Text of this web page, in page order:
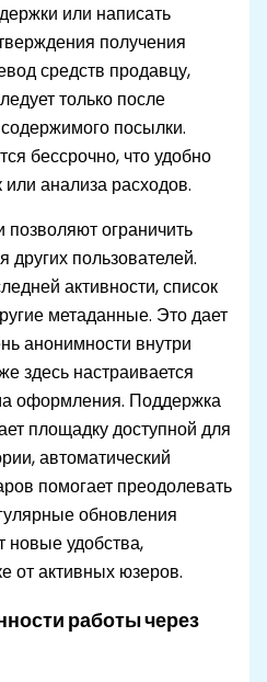
или написать
получения
средств продавцу,
только после
посылки.
бессрочно, что удобно
анализа расходов.
позволяют ограничить
пользователей.
активности, список
метаданные. Это дает
анонимности внутри
здесь настраивается
оформления. Поддержка
площадку доступной для
автоматический
помогает преодолевать
обновления
новые удобства,
от активных юзеров.
работы через